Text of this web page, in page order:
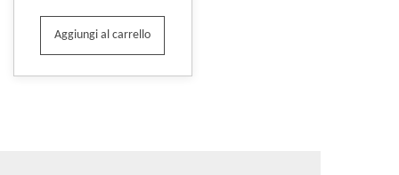
Aggiungi al carrello